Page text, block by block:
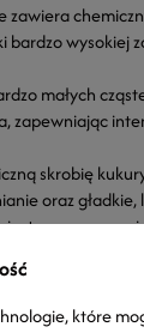
bardzo wysokiej
małych
zapewniając
skrobię
oraz
znany ze
które